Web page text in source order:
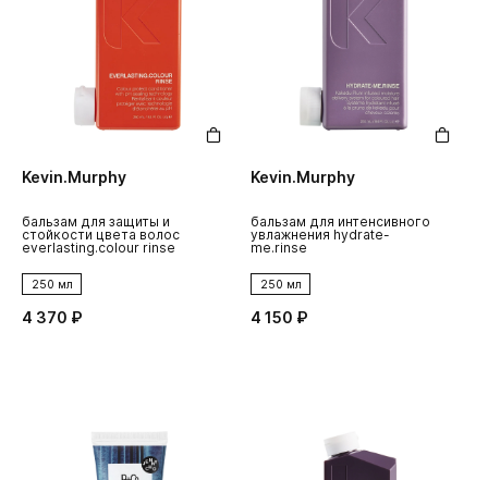
Kevin.Murphy
бальзам для защиты и
стойкости цвета волос
everlasting.colour rinse
250 мл
4 370 ₽
Kevin.Murphy
бальзам для интенсивного
увлажнения hydrate-
me.rinse
250 мл
4 150 ₽